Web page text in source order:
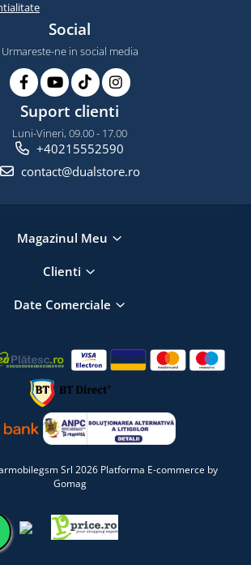
Social
Urmareste-ne in social media
Suport clienti
Luni-Vineri, 09.00 - 17.00
+40215552590
contact@dualstore.ro
Magazinul Meu
Clienti
Date Comerciale
Srl 2026 Platforma E-commerce by
Gomag